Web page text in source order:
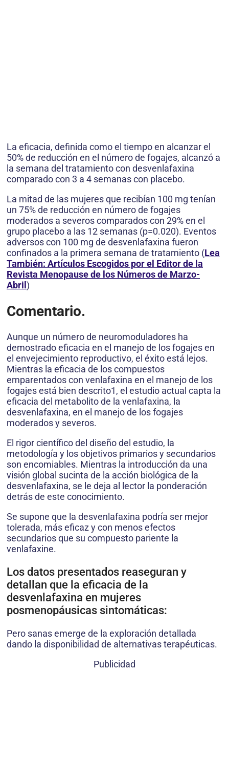
La eficacia, definida como el tiempo en alcanzar el
50% de reducción en el número de fogajes, alcanzó a
la semana del tratamiento con desvenlafaxina
comparado con 3 a 4 semanas con placebo.
La mitad de las mujeres que recibían 100 mg tenían
un 75% de reducción en número de fogajes
moderados a severos comparados con 29% en el
grupo placebo a las 12 semanas (p=0.020). Eventos
adversos con 100 mg de desvenlafaxina fueron
confinados a la primera semana de tratamiento (Lea
También: Artículos Escogidos por el Editor de la
Revista Menopause de los Números de Marzo-
Abril )
Comentario.
Aunque un número de neuromoduladores ha
demostrado eficacia en el manejo de los fogajes en
el envejecimiento reproductivo, el éxito está lejos.
Mientras la eficacia de los compuestos
emparentados con venlafaxina en el manejo de los
fogajes está bien descrito1, el estudio actual capta la
eficacia del metabolito de la venlafaxina, la
desvenlafaxina, en el manejo de los fogajes
moderados y severos.
El rigor científico del diseño del estudio, la
metodología y los objetivos primarios y secundarios
son encomiables. Mientras la introducción da una
visión global sucinta de la acción biológica de la
desvenlafaxina, se le deja al lector la ponderación
detrás de este conocimiento.
Se supone que la desvenlafaxina podría ser mejor
tolerada, más eficaz y con menos efectos
secundarios que su compuesto pariente la
venlafaxine.
Los datos presentados reaseguran y
detallan que la eficacia de la
desvenlafaxina en mujeres
posmenopáusicas sintomáticas:
Pero sanas emerge de la exploración detallada
dando la disponibilidad de alternativas terapéuticas.
Publicidad